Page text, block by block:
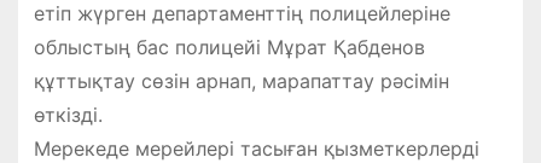
етіп жүрген департаменттің полицейлеріне
облыстың бас полицейі Мұрат Қабденов
құттықтау сөзін арнап, марапаттау рәсімін
өткізді.
Мерекеде мерейлері тасыған қызметкерлерді